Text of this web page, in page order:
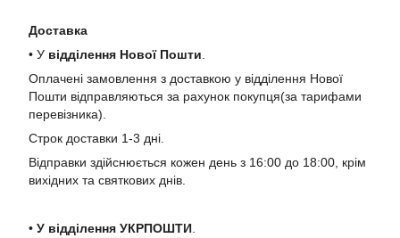
Доставка
• У відділення Нової Пошти
Оплачені замовлення з доставкою у відділення Нової
Пошти відправляються за рахунок покупця(за тарифами
перевізника).
Строк доставки 1-3 дні.
Відправки здійснюється кожен день з 16:00 до 18:00, крім
вихідних та святкових днів.
• У відділення УКРПОШТИ